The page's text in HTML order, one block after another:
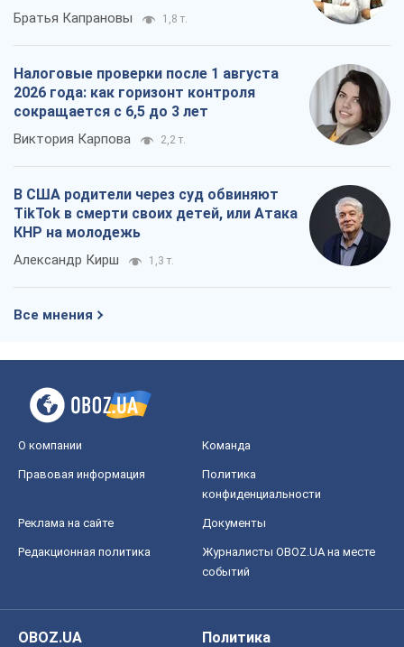
Братья Капрановы 1,8 т.
Налоговые проверки после 1 августа
2026 года: как горизонт контроля
сокращается с 6,5 до 3 лет
Виктория Карпова 2,2 т.
В США родители через суд обвиняют
TikTok в смерти своих детей, или Атака
КНР на молодежь
Александр Кирш 1,3 т.
Все мнения
О компании Команда
Правовая информация
Политика
конфиденциальности
Реклама на сайте Документы
Редакционная политика
Журналисты OBOZ.UA на месте
событий
OBOZ.UA
Политика